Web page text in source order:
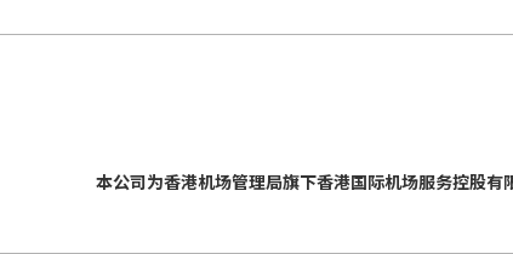
本公司为香港机场管理局旗下香港国际机场服务控股有